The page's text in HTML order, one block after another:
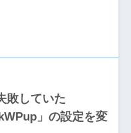
敗していた
」の設定を変